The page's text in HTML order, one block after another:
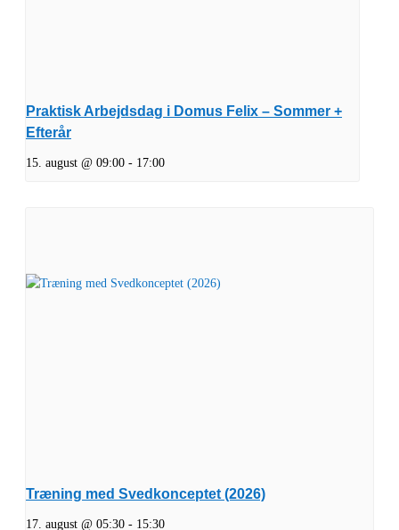
Praktisk Arbejdsdag i Domus Felix – Sommer +
Efterår
15. august @ 09:00 - 17:00
Træning med Svedkonceptet (2026)
17. august @ 05:30 - 15:30